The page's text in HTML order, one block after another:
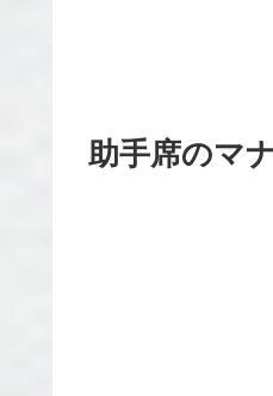
助手席のマ